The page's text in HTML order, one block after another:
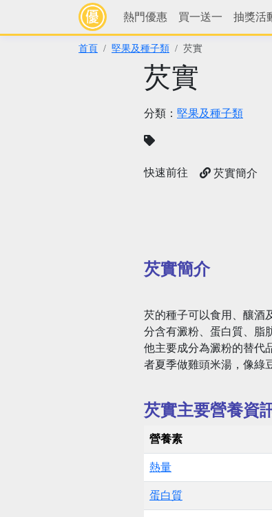
熱門優惠 買一送一 抽獎活
首頁 堅果及種子類 芡實
芡實
分類： 堅果及種子類
快速前往 芡實簡介
芡實簡介
芡的種子可以食用、釀酒
分含有澱粉、蛋白質、脂
他主要成分為澱粉的替代
者夏季做雞頭米湯，像綠
芡實主要營養資
營養素
熱量
蛋白質